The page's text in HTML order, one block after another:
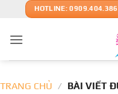
nội
HOTLINE: 0909.404.386
TRANG CHỦ / BÀI VIẾT